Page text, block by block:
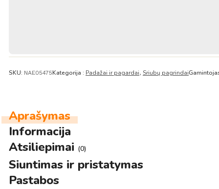
SKU: NAE05475Kategorija : Padažai ir pagardai, Sriubų pagrindai
Aprašymas
Informacija
Atsiliepimai (0)
Siuntimas ir pristatymas
Pastabos